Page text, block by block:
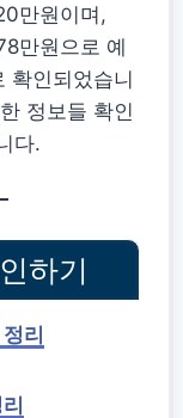
만원이며,
만원으로 예
확인되었습니
정보들 확인
다.
하기
리